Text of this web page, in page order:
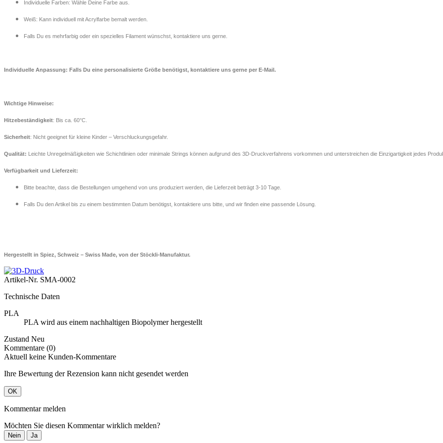
Individuelle Farben: Wähle Deine Farbe aus.
Weiß: Kann individuell mit Acrylfarbe bemalt werden.
Falls Du es mehrfarbig oder ein spezielles Filament wünschst, kontaktiere uns gerne.
Individuelle Anpassung: Falls Du eine personalisierte Größe benötigst, kontaktiere uns gerne per E-Mail.
Wichtige Hinweise:
Hitzebeständigkeit: Bis ca. 60°C.
Sicherheit: Nicht geeignet für kleine Kinder – Verschluckungsgefahr.
Qualität: Leichte Unregelmäßigkeiten wie Schichtlinien oder minimale Strings können aufgrund des 3D-Druckverfahrens vorkommen und unterstreichen die Einzigartigkeit jedes
Verfügbarkeit und Lieferzeit:
Bitte beachte, dass die Bestellungen umgehend von uns produziert werden, die Lieferzeit beträgt 3-10 Tage.
Falls Du den Artikel bis zu einem bestimmten Datum benötigst, kontaktiere uns bitte, und wir finden eine passende Lösung.
Hergestellt in Spiez, Schweiz – Swiss Made, von der Stöckli-Manufaktur.
Artikel-Nr. SMA-0002
Technische Daten
PLA
PLA wird aus einem nachhaltigen Biopolymer hergestellt
Zustand Neu
Kommentare (0)
Aktuell keine Kunden-Kommentare
Ihre Bewertung der Rezension kann nicht gesendet werden
OK
Kommentar melden
Möchten Sie diesen Kommentar wirklich melden?
Nein Ja